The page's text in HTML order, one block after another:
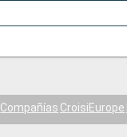
Compañías CroisiEurope